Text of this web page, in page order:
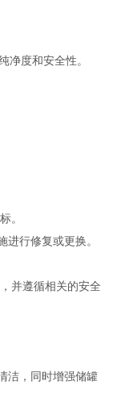
净度和安全性。
。
行修复或更换。
并遵循相关的安全
洁，同时增强储罐